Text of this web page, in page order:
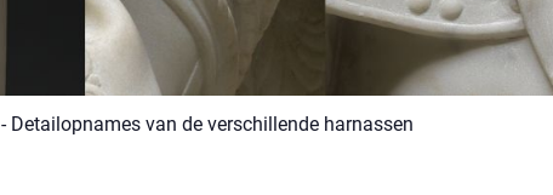
- Detailopnames van de verschillende harnassen